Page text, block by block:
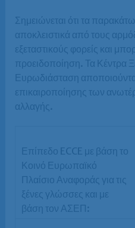
Σημειώνεται ότι τα
αποκλειστικά από τους
εξεταστικούς φορείς και
προειδοποίηση. Τα
Ευρωδιάσταση
επικαιροποίησης των
αλλαγής.